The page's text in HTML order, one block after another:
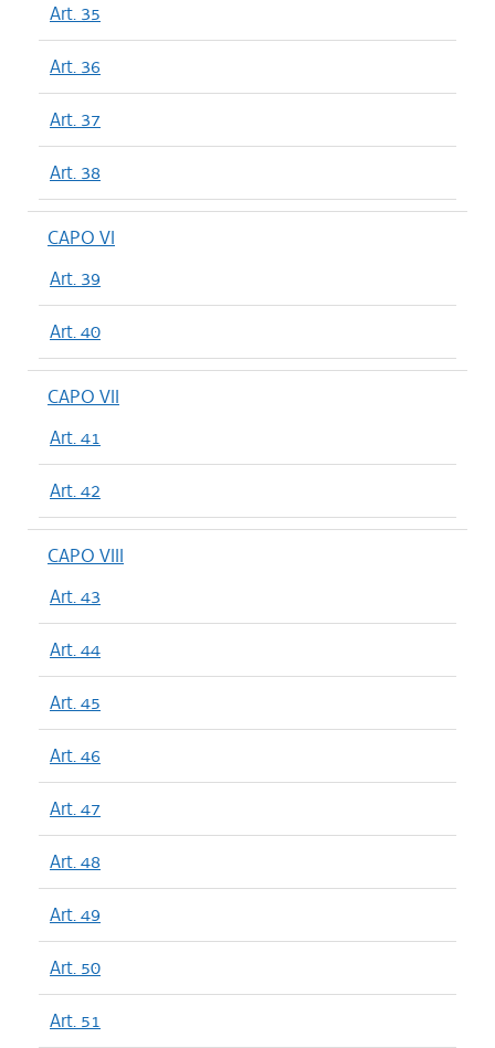
Art. 35
Art. 36
Art. 37
Art. 38
CAPO VI
Art. 39
Art. 40
CAPO VII
Art. 41
Art. 42
CAPO VIII
Art. 43
Art. 44
Art. 45
Art. 46
Art. 47
Art. 48
Art. 49
Art. 50
Art. 51